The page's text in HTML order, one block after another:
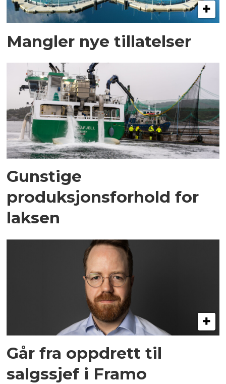
Mangler nye tillatelser
Gunstige
produksjonsforhold for
laksen
Går fra oppdrett til
salgssjef i Framo